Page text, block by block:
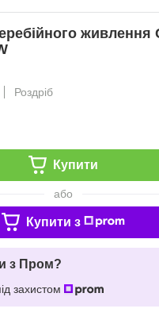
живлення
Роздріб
Купити
або
Купити з
з Пром?
захистом